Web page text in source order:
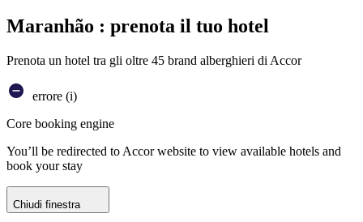
Maranhão : prenota il tuo hotel
Prenota un hotel tra gli oltre 45 brand alberghieri di Accor
errore (i)
Core booking engine
You’ll be redirected to Accor website to view available hotels and
book your stay
Chiudi finestra